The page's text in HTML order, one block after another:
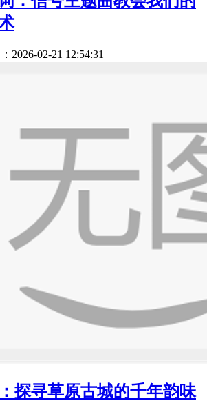
2026-02-21 12:54:31
探寻草原古城的千年韵味